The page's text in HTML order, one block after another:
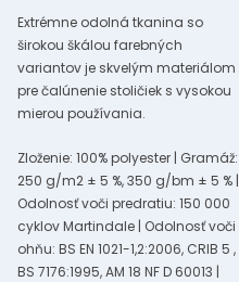
Extrémne odolná tkanina so
širokou škálou farebných
variantov je skvelým materiálom
pre čalúnenie stoličiek s vysokou
mierou používania.
Zloženie: 100% polyester | Gramáž:
250 g/m2 ± 5 %, 350 g/bm ± 5 % |
Odolnosť voči predratiu: 150 000
cyklov Martindale | Odolnosť voči
ohňu: BS EN 1021-1,2:2006, CRIB 5 ,
BS 7176:1995, AM 18 NF D 60013 |